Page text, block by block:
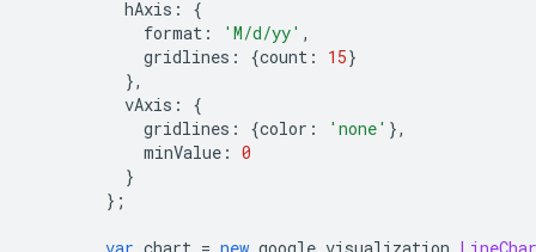
hAxis :
{
format : 'M/d/yy' ,
gridlines : {count : 15}
},
vAxis :
{
gridlines : {color : 'none' },
minValue : 0
}
};